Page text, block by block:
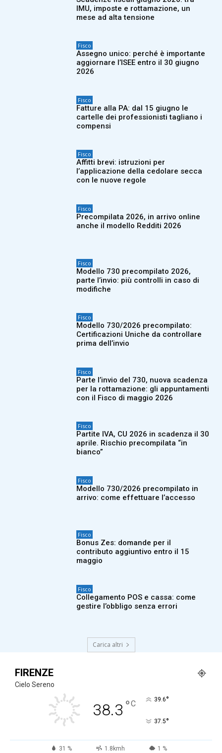
IMU, imposte e rottamazione, un
mese ad alta tensione
Fisco
Assegno unico: perché è importante
aggiornare l’ISEE entro il 30 giugno
2026
Fisco
Fatture alla PA: dal 15 giugno le
cartelle dei professionisti tagliano i
compensi
Fisco
Affitti brevi: istruzioni per
l’applicazione della cedolare secca
con le nuove regole
Fisco
Precompilata 2026, in arrivo online
anche il modello Redditi 2026
Fisco
Modello 730 precompilato 2026,
parte l’invio: più controlli in caso di
modifiche
Fisco
Modello 730/2026 precompilato:
Certificazioni Uniche da controllare
prima dell’invio
Fisco
Parte l’invio del 730, nuova scadenza
per la rottamazione: gli appuntamenti
con il Fisco di maggio 2026
Fisco
Partite IVA, CU 2026 in scadenza il 30
aprile. Rischio precompilata “in
bianco”
Fisco
Modello 730/2026 precompilato in
arrivo: come effettuare l’accesso
Fisco
Bonus Zes: domande per il
contributo aggiuntivo entro il 15
maggio
Fisco
Collegamento POS e cassa: come
gestire l’obbligo senza errori
Carica altri
FIRENZE
Cielo Sereno
38.3 °C 39.6°
37.5°
31 % 1.8kmh 1 %